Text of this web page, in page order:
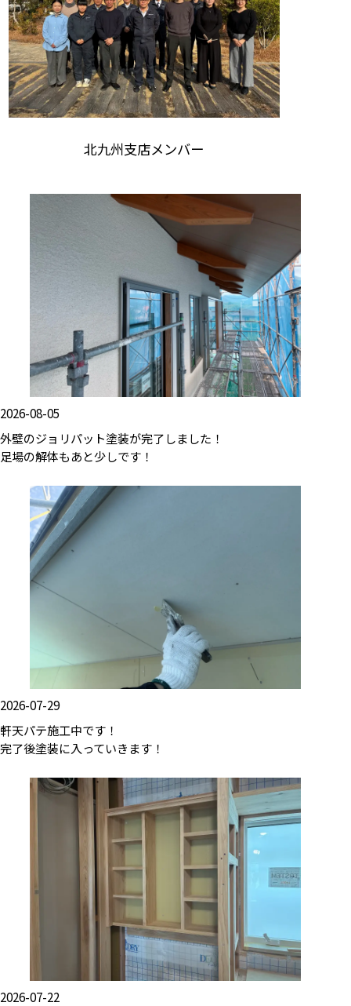
北九州支店メンバー
2026-08-05
外壁のジョリパット塗装が完了しました！
足場の解体もあと少しです！
2026-07-29
軒天パテ施工中です！
完了後塗装に入っていきます！
2026-07-22